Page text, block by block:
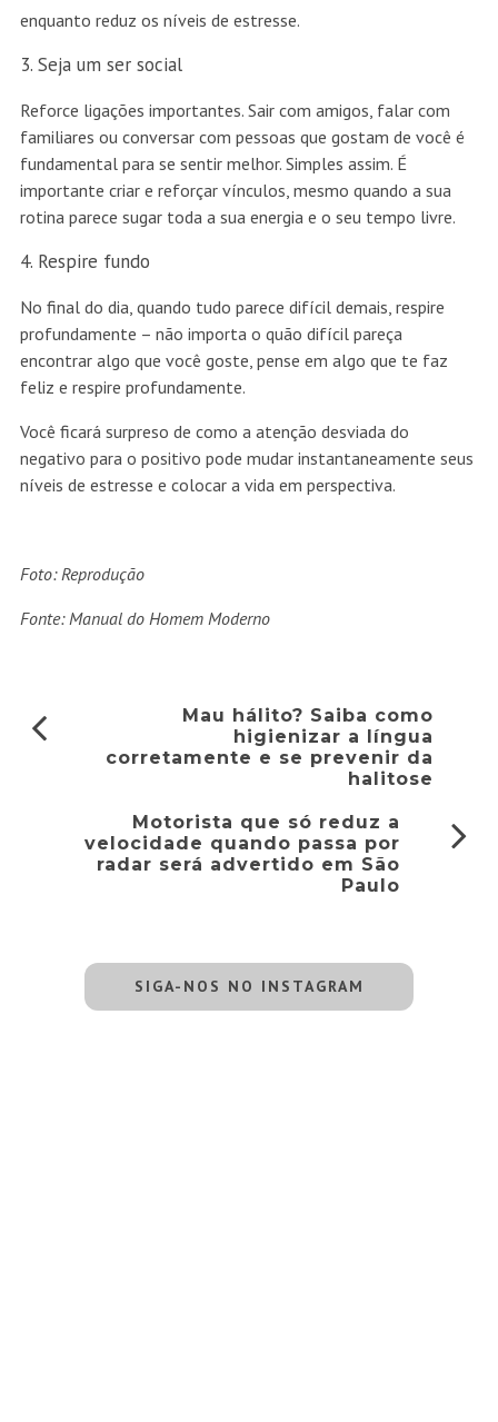
enquanto reduz os níveis de estresse.
Seja um ser social
Reforce ligações importantes. Sair com amigos, falar com
familiares ou conversar com pessoas que gostam de você é
fundamental para se sentir melhor. Simples assim. É
importante criar e reforçar vínculos, mesmo quando a sua
rotina parece sugar toda a sua energia e o seu tempo livre.
Respire fundo
No final do dia, quando tudo parece difícil demais, respire
profundamente – não importa o quão difícil pareça
encontrar algo que você goste, pense em algo que te faz
feliz e respire profundamente.
Você ficará surpreso de como a atenção desviada do
negativo para o positivo pode mudar instantaneamente seus
níveis de estresse e colocar a vida em perspectiva.
Foto: Reprodução
Fonte: Manual do Homem Moderno
Mau hálito? Saiba como
higienizar a língua
corretamente e se prevenir da
halitose
Motorista que só reduz a
velocidade quando passa por
radar será advertido em São
Paulo
SIGA-NOS NO INSTAGRAM